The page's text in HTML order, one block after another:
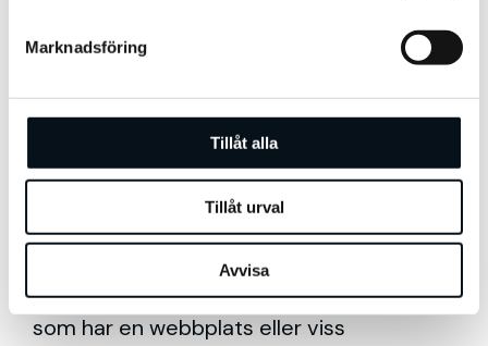
Marknadsföring
Tillåt alla
Tillåt urval
Avvisa
Vart på hemsidan skall Hreflang-datan
placeras och vilka giltiga metoder finns för
att implementera denna?
Svaret är tredelat kan man säga. I
huvudsak finns två metoder: HTML-taggar
i header & metadata i sitemap. För dig
som har en webbplats eller viss